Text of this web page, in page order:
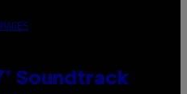
Soundtrack